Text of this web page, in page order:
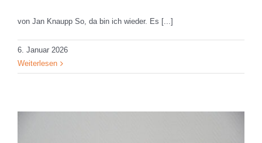
von Jan Knaupp So, da bin ich wieder. Es [...]
6. Januar 2026
Weiterlesen